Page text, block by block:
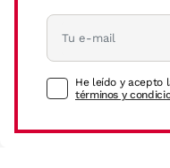
He leído y acepto
términos y